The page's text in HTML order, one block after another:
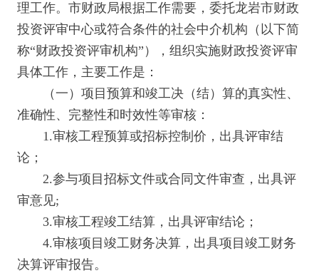
理工作。市财政局根据工作需要，委托龙岩市财政
投资评审中心或符合条件的社会中介机构（以下简
称“财政投资评审机构”），组织实施财政投资评审
具体工作，主要工作是：
（一）项目预算和竣工决（结）算的真实性、
准确性、完整性和时效性等审核：
1.审核工程预算或招标控制价，出具评审结
论；
2.参与项目招标文件或合同文件审查，出具评
审意见;
3.审核工程竣工结算，出具评审结论；
4.审核项目竣工财务决算，出具项目竣工财务
决算评审报告。